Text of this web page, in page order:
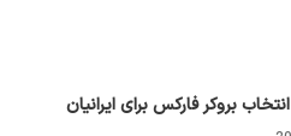
بروکر فارکس برای ایرانیان